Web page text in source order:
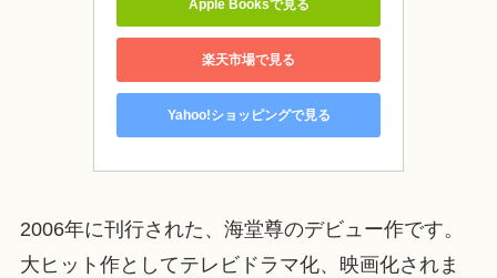
Apple Booksで見る
楽天市場で見る
Yahoo!ショッピングで見る
2006年に刊行された、海堂尊のデビュー作です。
大ヒット作としてテレビドラマ化、映画化されま